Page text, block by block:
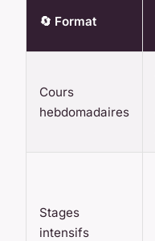
🔄 Format
Cours
hebdomadaires
Stages
intensifs